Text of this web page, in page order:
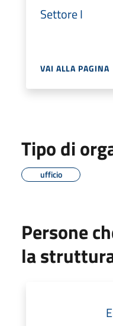
Settore I
VAI ALLA PAGINA
Tipo di
ufficio
Persone
la